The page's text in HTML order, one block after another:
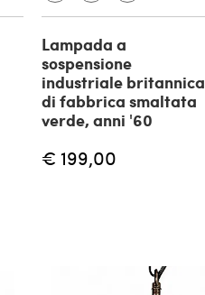
Lampada a
sospensione
industriale britannica
di fabbrica smaltata
verde, anni '60
€ 199,00